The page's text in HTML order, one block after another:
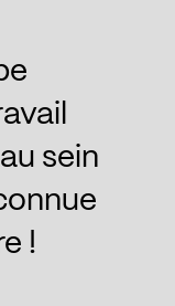
sein
!